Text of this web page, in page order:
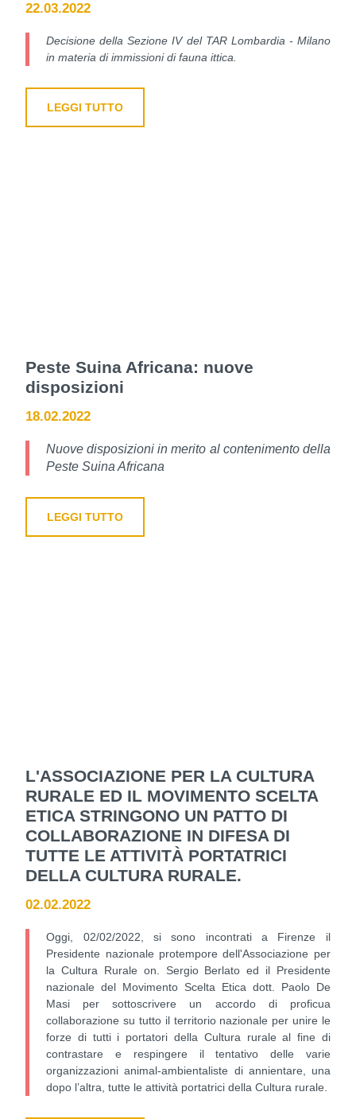
22.03.2022
Decisione della Sezione IV del TAR Lombardia - Milano
in materia di immissioni di fauna ittica.
LEGGI TUTTO
Peste Suina Africana: nuove
disposizioni
18.02.2022
Nuove disposizioni in merito al contenimento della
Peste Suina Africana
LEGGI TUTTO
L'ASSOCIAZIONE PER LA CULTURA
RURALE ED IL MOVIMENTO SCELTA
ETICA STRINGONO UN PATTO DI
COLLABORAZIONE IN DIFESA DI
TUTTE LE ATTIVITÀ PORTATRICI
DELLA CULTURA RURALE.
02.02.2022
Oggi, 02/02/2022, si sono incontrati a Firenze il
Presidente nazionale protempore dell'Associazione per
la Cultura Rurale on. Sergio Berlato ed il Presidente
nazionale del Movimento Scelta Etica dott. Paolo De
Masi per sottoscrivere un accordo di proficua
collaborazione su tutto il territorio nazionale per unire le
forze di tutti i portatori della Cultura rurale al fine di
contrastare e respingere il tentativo delle varie
organizzazioni animal-ambientaliste di annientare, una
dopo l’altra, tutte le attività portatrici della Cultura rurale.